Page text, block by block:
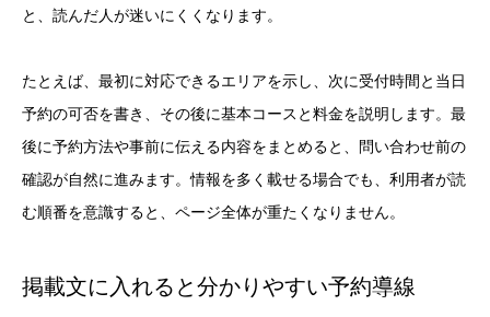
と、読んだ人が迷いにくくなります。
たとえば、最初に対応できるエリアを示し、次に受付時間と当日
予約の可否を書き、その後に基本コースと料金を説明します。最
後に予約方法や事前に伝える内容をまとめると、問い合わせ前の
確認が自然に進みます。情報を多く載せる場合でも、利用者が読
む順番を意識すると、ページ全体が重たくなりません。
掲載文に入れると分かりやすい予約導線